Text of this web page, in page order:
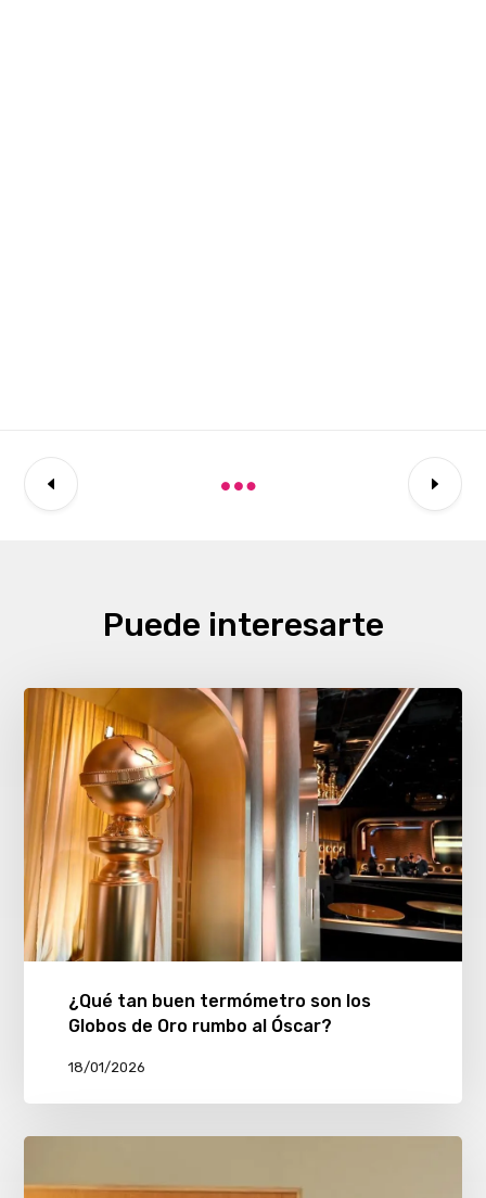
Puede interesarte
¿Qué tan buen termómetro son los
Globos de Oro rumbo al Óscar?
18/01/2026